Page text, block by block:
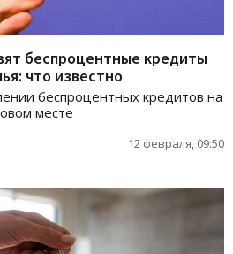
беспроцентные кредиты
что известно
беспроцентных кредитов на
месте
12 февраля, 09:50